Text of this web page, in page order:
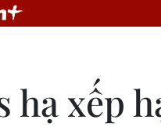
hạ xếp